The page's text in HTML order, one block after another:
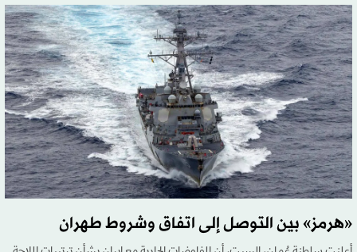
«هرمز» بين التوصل إلى اتفاق وشروط طهران